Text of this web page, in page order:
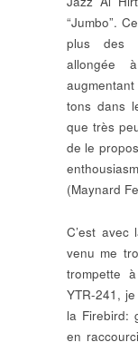
“Jumbo”.
plus des
allongée
tons dans
que très
de le
(Maynard
C’est avec
venu me
trompette
YTR-241,
la Firebird:
en